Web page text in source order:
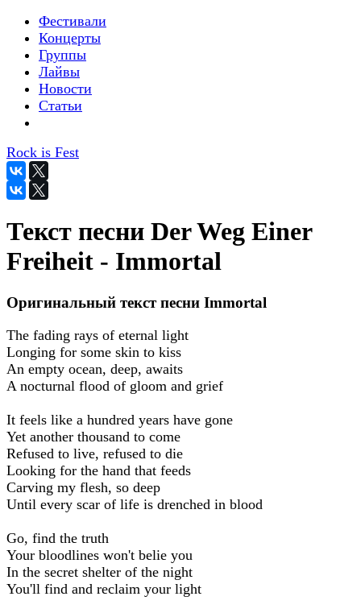
Фестивали
Концерты
Группы
Лайвы
Новости
Статьи
Rock is Fest
Текст песни Der Weg Einer
Freiheit - Immortal
Оригинальный текст песни Immortal
The fading rays of eternal light
Longing for some skin to kiss
An empty ocean, deep, awaits
A nocturnal flood of gloom and grief
It feels like a hundred years have gone
Yet another thousand to come
Refused to live, refused to die
Looking for the hand that feeds
Carving my flesh, so deep
Until every scar of life is drenched in blood
Go, find the truth
Your bloodlines won't belie you
In the secret shelter of the night
You'll find and reclaim your light